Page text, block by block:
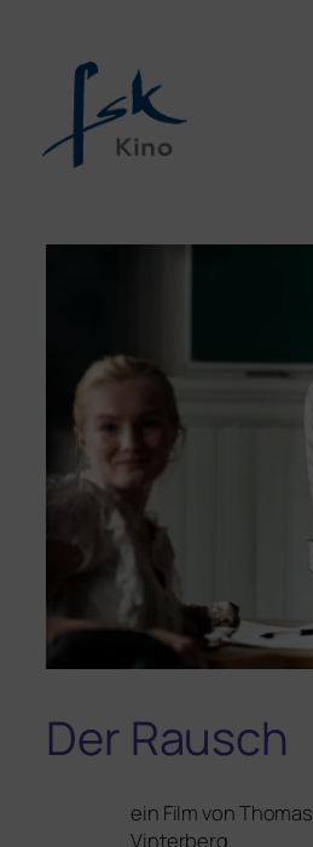
Der Rausch
ein Film vonThomas
Vinterberg.